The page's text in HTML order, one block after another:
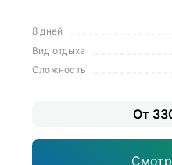
8 дней
Вид отдыха
Сложность
От